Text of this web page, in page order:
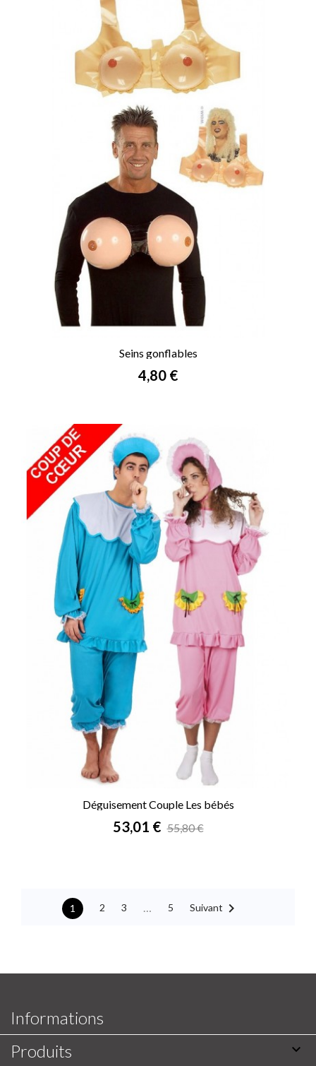
Seins gonflables
Prix
4,80 €
Déguisement Couple Les bébés
Prix
53,01 € 55,80 €
1 2 3 5 Suivant 
Informations
Produits
